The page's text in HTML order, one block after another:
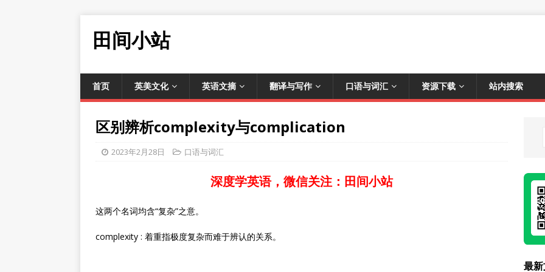
田间小站
首页 英美文化 英语文摘 翻译与写作 口语与词汇 资源下载 站内搜索
区别辨析complexity与complication
2023年2月28日 口语与词汇
深度学英语，微信关注：田间小站
这两个名词均含“复杂”之意。
complexity : 着重指极度复杂而难于辨认的关系。
最